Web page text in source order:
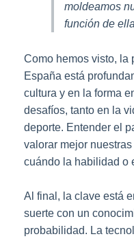
moldeamos
función de
Como hemos visto, la
España está
cultura y en la forma
desafíos, tanto en la
deporte. Entender el
valorar mejor
cuándo la habilidad o
Al final, la clave está
suerte con un
probabilidad. La